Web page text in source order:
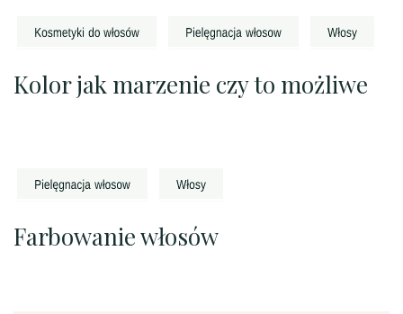
Kolor jak marzenie czy to możliwe
Farbowanie włosów